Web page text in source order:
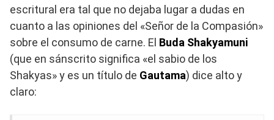
escritural era tal que no dejaba lugar a dudas en
cuanto a las opiniones del «Señor de la Compasión»
sobre el consumo de carne. El Buda Shakyamuni
(que en sánscrito significa «el sabio de los
Shakyas» y es un título de Gautama) dice alto y
claro: